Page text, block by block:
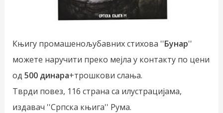
Књигу промашенољубавних стихова ''Бунар''
можете наручити преко мејла у контакту по цени
од 500 динара+трошкови слања.
Тврди повез, 116 страна са илустрацијама,
издавач ''Српска књига'' Рума.